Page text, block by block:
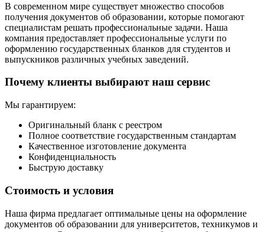
В современном мире существует множество способов
получения документов об образовании, которые помогают
специалистам решать профессиональные задачи. Наша
компания предоставляет профессиональные услуги по
оформлению государственных бланков для студентов и
выпускников различных учебных заведений.
Почему клиенты выбирают наш сервис
Мы гарантируем:
Оригинальный бланк с реестром
Полное соответствие государственным стандартам
Качественное изготовление документа
Конфиденциальность
Быструю доставку
Стоимость и условия
Наша фирма предлагает оптимальные цены на оформление
документов об образовании для университетов, техникумов и